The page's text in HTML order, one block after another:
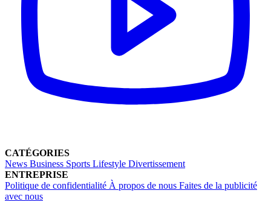
CATÉGORIES
News Business Sports Lifestyle Divertissement
ENTREPRISE
Politique de confidentialité À propos de nous Faites de la publicité
avec nous